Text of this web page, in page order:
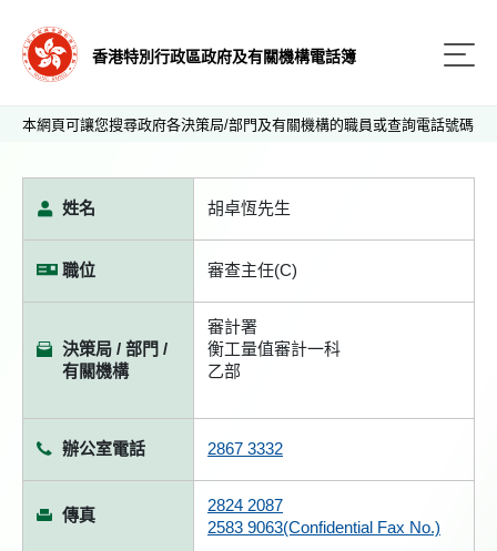
香港特別行政區政府及有關機構電話簿
本網頁可讓您搜尋政府各決策局/部門及有關機構的職員或查詢電話號碼
姓名 胡卓恆先生
職位 審查主任(C)
決策局 / 部門 /
有關機構
審計署
衡工量值審計一科
乙部
辦公室電話 2867 3332
傳真
2824 2087
2583 9063(Confidential Fax No.)